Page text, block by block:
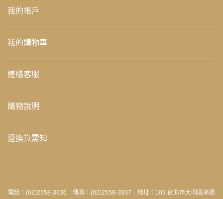
我的帳戶
我的購物車
連絡客服
購物說明
退換貨需知
電話：(02)2558-3836 傳真：(02)2558-3937 地址：103 台北市大同區承德